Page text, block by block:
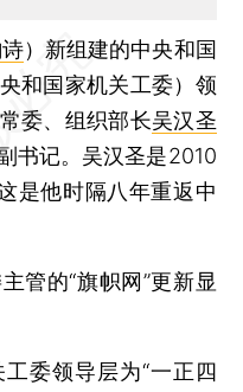
） 新组建的中央和国
和国家机关工委）领
委、组织部长吴汉圣
书记。吴汉圣是2010
是他时隔八年重返中
的“旗帜网”更新显
委领导层为“一正四